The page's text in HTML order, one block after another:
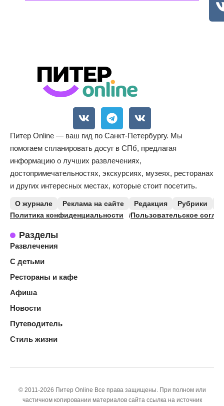
Питер Online — ваш гид по Санкт-Петербургу. Мы
помогаем спланировать досуг в СПб, предлагая
информацию о лучших развлечениях,
достопримечательностях, экскурсиях, музеях, ресторанах
и других интересных местах, которые стоит посетить.
О журнале Реклама на сайте Редакция Рубрики
Политика конфиденциальности
Пользовательское
Разделы
Развлечения
С детьми
Рестораны и кафе
Афиша
Новости
Путеводитель
Стиль жизни
© 2011-2026 Питер Online Все права защищены. При полном или
частичном копировании материалов сайта ссылка на источник